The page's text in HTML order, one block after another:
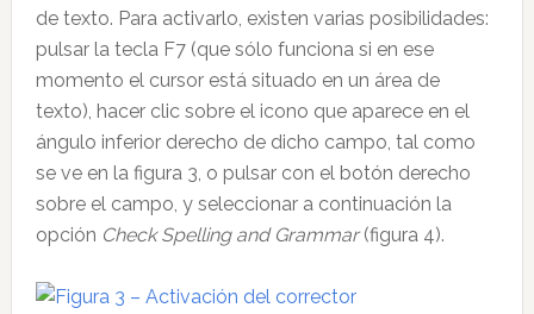
de texto. Para activarlo, existen varias posibilidades:
pulsar la tecla F7 (que sólo funciona si en ese
momento el cursor está situado en un área de
texto), hacer clic sobre el icono que aparece en el
ángulo inferior derecho de dicho campo, tal como
se ve en la figura 3, o pulsar con el botón derecho
sobre el campo, y seleccionar a continuación la
opción Check Spelling and Grammar(figura 4).